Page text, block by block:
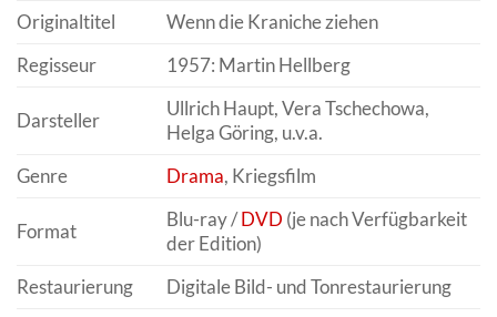
Originaltitel
Wenn die Kraniche ziehen
Regisseur
1957: Martin Hellberg
Darsteller
Ullrich Haupt, Vera Tschechowa,
Helga Göring, u.v.a.
Genre
Drama, Kriegsfilm
Format
Blu-ray /DVD (je nach Verfügbarkeit
der Edition)
Restaurierung
Digitale Bild- und Tonrestaurierung